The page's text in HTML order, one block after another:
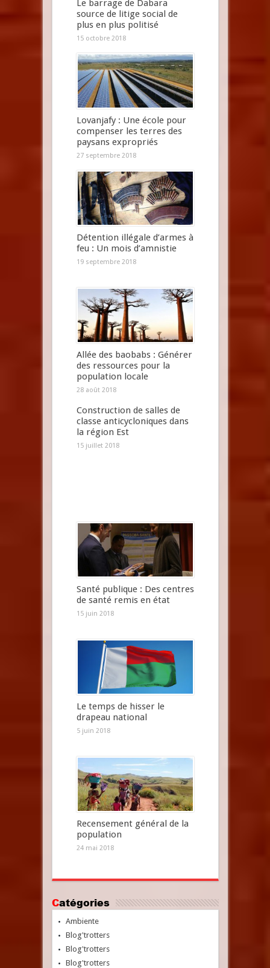
Le barrage de Dabara
source de litige social de
plus en plus politisé
15 octobre 2018
Lovanjafy : Une école pour
compenser les terres des
paysans expropriés
27 septembre 2018
Détention illégale d’armes à
feu : Un mois d’amnistie
19 septembre 2018
Allée des baobabs : Générer
des ressources pour la
population locale
28 août 2018
Construction de salles de
classe anticycloniques dans
la région Est
15 juillet 2018
Santé publique : Des centres
de santé remis en état
15 juin 2018
Le temps de hisser le
drapeau national
5 juin 2018
Recensement général de la
population
24 mai 2018
Catégories
Ambiente
Blog'trotters
Blog'trotters
Blog'trotters